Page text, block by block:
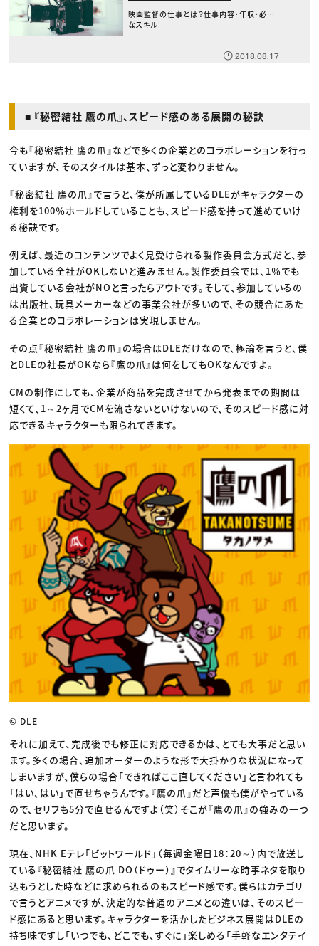
映画監督の仕事とは？仕事内容・年収・必要
なスキル
2018.08.17
■ 『秘密結社 鷹の爪』、スピード感のある展開の秘訣
今も『秘密結社 鷹の爪』などで多くの企業とのコラボレーションを行っ
ていますが、そのスタイルは基本、ずっと変わりません。
『秘密結社 鷹の爪』で言うと、僕が所属しているDLEがキャラクターの
権利を100％ホールドしていることも、スピード感を持って進めていけ
る秘訣です。
例えば、最近のコンテンツでよく見受けられる製作委員会方式だと、参
加している全社がOKしないと進みません。製作委員会では、1％でも
出資している会社がNOと言ったらアウトです。そして、参加しているの
は出版社、玩具メーカーなどの事業会社が多いので、その競合にあた
る企業とのコラボレーションは実現しません。
その点『秘密結社 鷹の爪』の場合はDLEだけなので、極論を言うと、僕
とDLEの社長がOKなら『鷹の爪』は何をしてもOKなんですよ。
CMの制作にしても、企業が商品を完成させてから発表までの期間は
短くて、1～2ヶ月でCMを流さないといけないので、そのスピード感に対
応できるキャラクターも限られてきます。
© DLE
それに加えて、完成後でも修正に対応できるかは、とても大事だと思い
ます。多くの場合、追加オーダーのような形で大掛かりな状況になって
しまいますが、僕らの場合「できればここ直してください」と言われても
「はい、はい」で直せちゃうんです。『鷹の爪』だと声優も僕がやっている
ので、セリフも5分で直せるんですよ（笑）そこが『鷹の爪』の強みの一つ
だと思います。
現在、NHK Eテレ「ビットワールド」（毎週金曜日18：20～）内で放送し
ている『秘密結社 鷹の爪 DO（ドゥー）』でタイムリーな時事ネタを取り
込もうとした時などに求められるのもスピード感です。僕らはカテゴリ
で言うとアニメですが、決定的な普通のアニメとの違いは、そのスピー
ド感にあると思います。キャラクターを活かしたビジネス展開はDLEの
持ち味ですし「いつでも、どこでも、すぐに」楽しめる「手軽なエンタテイ